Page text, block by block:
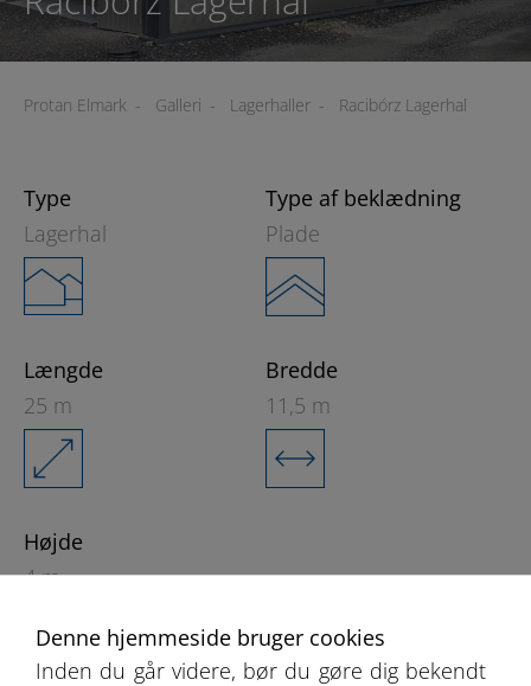
Protan Elmark - Galleri - Lagerhaller - Racibórz Lagerhal
Type
Lagerhal
Type af beklædning
Plade
Længde
25 m
Bredde
11,5 m
Højde
4 m
Denne hjemmeside bruger cookies
Inden du går videre, bør du gøre dig bekendt